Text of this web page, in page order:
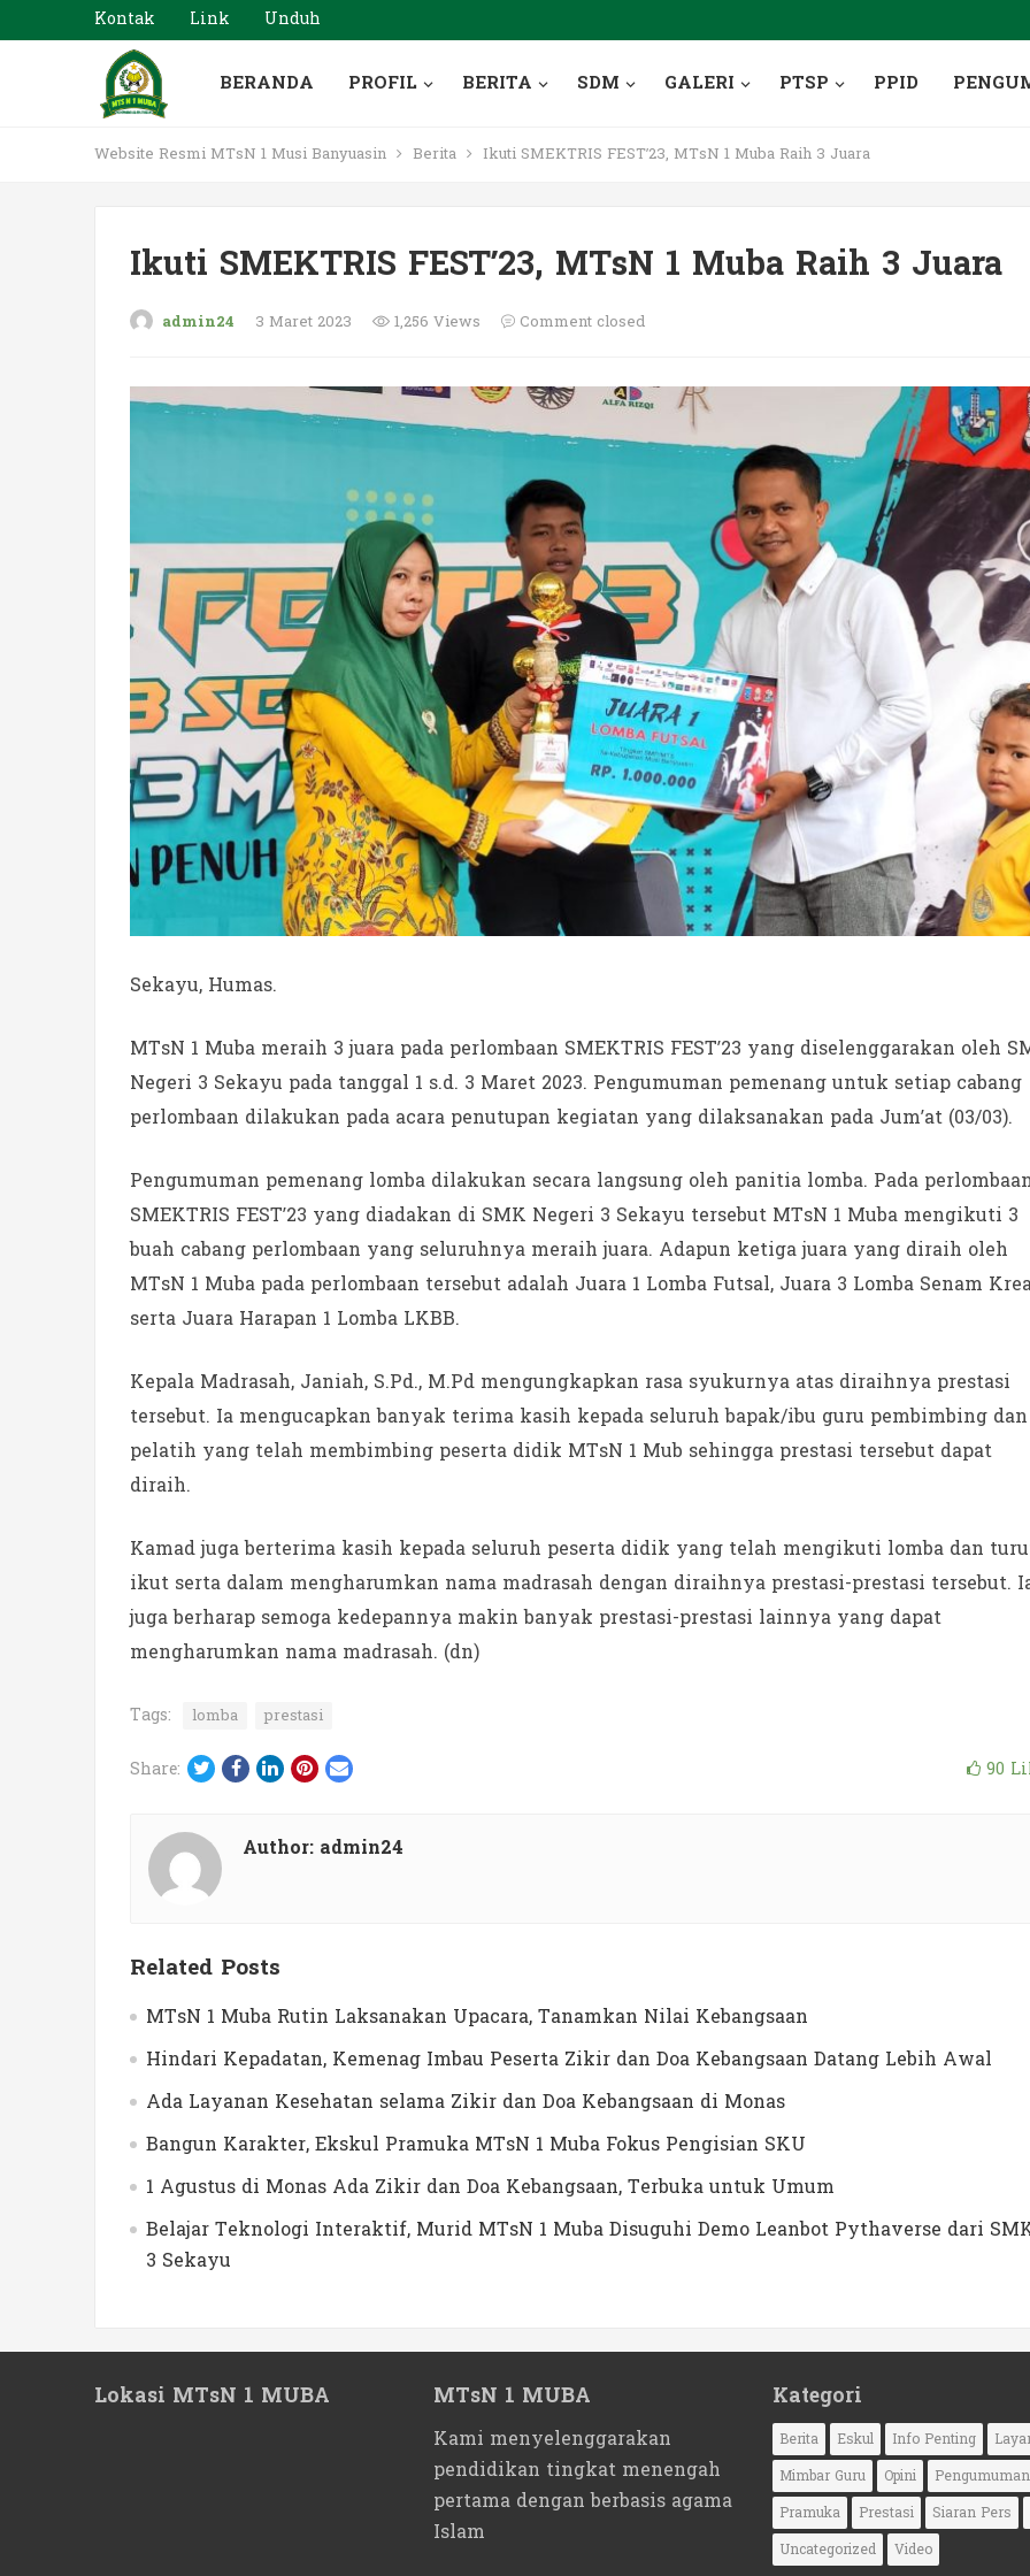
Kontak Link Unduh
BERANDA PROFIL BERITA SDM GALERI PTSP PPID
Website Resmi MTsN 1 Musi Banyuasin Berita Ikuti SMEKTRIS FEST’23, MTsN 1 Muba Raih 3 Juara
Ikuti SMEKTRIS FEST’23, MTsN 1 Muba Raih 3 Juara
admin24 3 Maret 2023 1,256 Views Comment closed
Sekayu, Humas.
MTsN 1 Muba meraih 3 juara pada perlombaan SMEKTRIS FEST’23 yang diselenggarakan oleh
Negeri 3 Sekayu pada tanggal 1 s.d. 3 Maret 2023. Pengumuman pemenang untuk setiap cabang
perlombaan dilakukan pada acara penutupan kegiatan yang dilaksanakan pada Jum’at (03/03).
Pengumuman pemenang lomba dilakukan secara langsung oleh panitia lomba. Pada
SMEKTRIS FEST’23 yang diadakan di SMK Negeri 3 Sekayu tersebut MTsN 1 Muba mengikuti 3
buah cabang perlombaan yang seluruhnya meraih juara. Adapun ketiga juara yang diraih oleh
MTsN 1 Muba pada perlombaan tersebut adalah Juara 1 Lomba Futsal, Juara 3 Lomba Senam
serta Juara Harapan 1 Lomba LKBB.
Kepala Madrasah, Janiah, S.Pd., M.Pd mengungkapkan rasa syukurnya atas diraihnya prestasi
tersebut. Ia mengucapkan banyak terima kasih kepada seluruh bapak/ibu guru pembimbing dan
pelatih yang telah membimbing peserta didik MTsN 1 Mub sehingga prestasi tersebut dapat
diraih.
Kamad juga berterima kasih kepada seluruh peserta didik yang telah mengikuti lomba dan
ikut serta dalam mengharumkan nama madrasah dengan diraihnya prestasi-prestasi tersebut.
juga berharap semoga kedepannya makin banyak prestasi-prestasi lainnya yang dapat
mengharumkan nama madrasah. (dn)
Tags: lomba prestasi
Share: Twitter
Facebook
LinkedIn
Pinterest
Email 90
Author: admin24
Related Posts
MTsN 1 Muba Rutin Laksanakan Upacara, Tanamkan Nilai Kebangsaan
Hindari Kepadatan, Kemenag Imbau Peserta Zikir dan Doa Kebangsaan Datang Lebih Awal
Ada Layanan Kesehatan selama Zikir dan Doa Kebangsaan di Monas
Bangun Karakter, Ekskul Pramuka MTsN 1 Muba Fokus Pengisian SKU
1 Agustus di Monas Ada Zikir dan Doa Kebangsaan, Terbuka untuk Umum
Belajar Teknologi Interaktif, Murid MTsN 1 Muba Disuguhi Demo Leanbot Pythaverse dari
3 Sekayu
Lokasi MTsN 1 MUBA MTsN 1 MUBA
Kami menyelenggarakan
pendidikan tingkat menengah
pertama dengan berbasis agama
Islam
Kategori
Berita Eskul Info Penting
Mimbar Guru
Opini
Pengumuman
Pramuka
Prestasi Siaran Pers
Uncategorized
Video